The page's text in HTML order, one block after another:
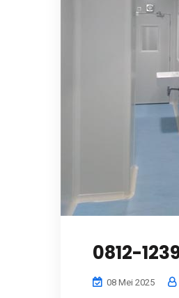
0812-
08 Mei 2025